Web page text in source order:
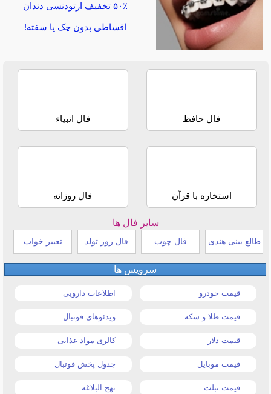
۵۰٪ تخفیف ارتودنسی دندان
اقساطی بدون چک یا سفته!
فال حافظ فال انبیاء
استخاره با قرآن فال روزانه
سایر فال ها
طالع بینی هندی فال چوب فال روز تولد تعبیر خواب
سرویس ها
قیمت خودرو اطلاعات دارویی
قیمت طلا و سکه ویدئوهای فوتبال
قیمت دلار کالری مواد غذایی
قیمت موبایل جدول پخش فوتبال
قیمت تبلت نهج البلاغه